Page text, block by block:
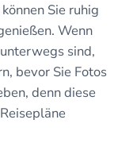
Sie ruhig
Wenn
sind,
bevor Sie Fotos
denn diese